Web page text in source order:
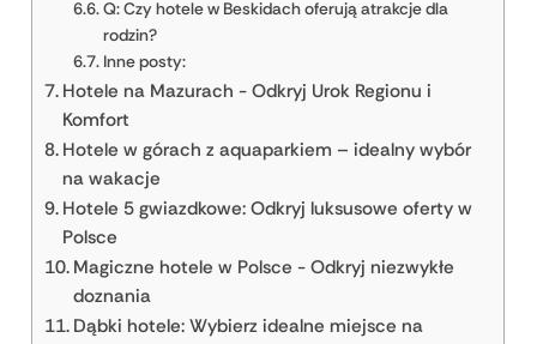
Q: Czy hotele w Beskidach oferują atrakcje dla
rodzin?
Inne posty:
Hotele na Mazurach - Odkryj Urok Regionu i
Komfort
Hotele w górach z aquaparkiem – idealny wybór
na wakacje
Hotele 5 gwiazdkowe: Odkryj luksusowe oferty w
Polsce
Magiczne hotele w Polsce - Odkryj niezwykłe
doznania
Dąbki hotele: Wybierz idealne miejsce na